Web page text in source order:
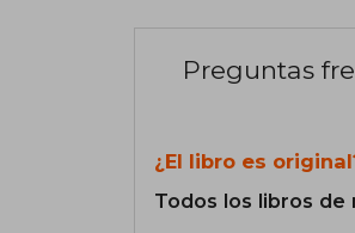
Preguntas
¿El libro es
Todos los libros de